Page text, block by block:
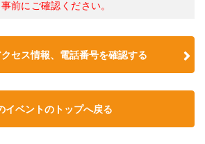
前にご確認ください。
セス情報、電話番号を確認する
イベントのトップへ戻る